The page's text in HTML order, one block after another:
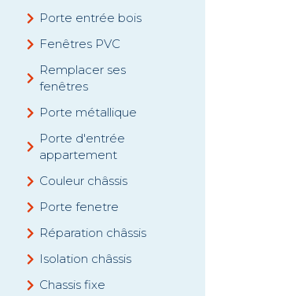
Porte entrée bois
Fenêtres PVC
Remplacer ses
fenêtres
Porte métallique
Porte d'entrée
appartement
Couleur châssis
Porte fenetre
Réparation châssis
Isolation châssis
Chassis fixe